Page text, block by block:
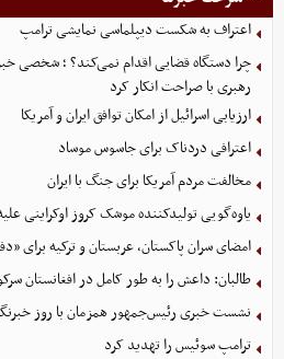
اعتراف به شکست دیپلماسی نمایشی ترامپ
چرا دستگاه قضایی اقدام نمی‌کند؟ ؛ شخصی
رهبری با صراحت انکار کرد
ارزیابی اسرائیل از امکان توافق ایران و آمریکا
اعترافی دردناک برای جاسوس موساد
مخالفت مردم آمریکا برای جنگ با ایران
یاوه‌گویی تولیدکننده موشک کروز اوکراینی
امضای سران پاکستان، عربستان و ترکیه برای
طالبان: داعش را به طور کامل در افغانستان
نشست خبری رئیس‌جمهور همزمان با روز
ترامپ سوئیس را تهدید کرد